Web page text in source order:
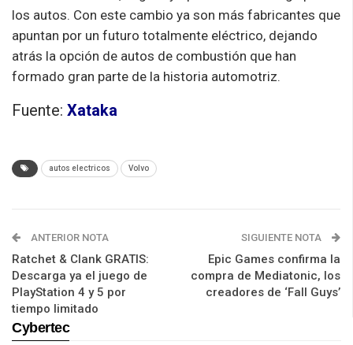
los autos. Con este cambio ya son más fabricantes que
apuntan por un futuro totalmente eléctrico, dejando
atrás la opción de autos de combustión que han
formado gran parte de la historia automotriz.
Fuente: Xataka
autos electricos Volvo
ANTERIOR NOTA
Ratchet & Clank GRATIS:
Descarga ya el juego de
PlayStation 4 y 5 por
tiempo limitado
SIGUIENTE NOTA
Epic Games confirma la
compra de Mediatonic, los
creadores de ‘Fall Guys’
Cybertec